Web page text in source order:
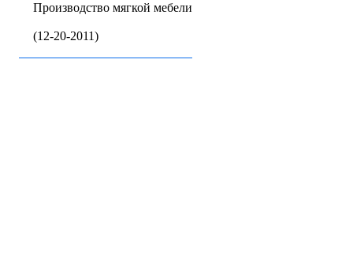
Производство мягкой мебели
(12-20-2011)